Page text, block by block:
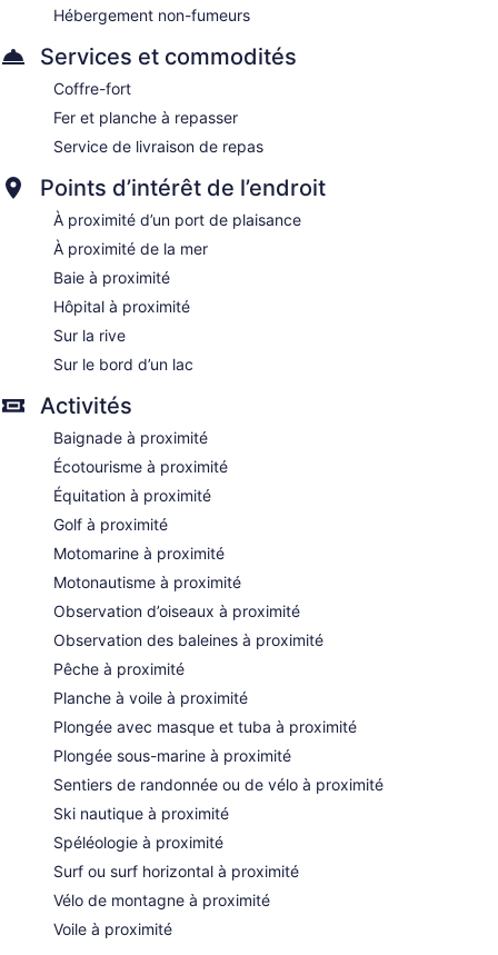
Hébergement non-fumeurs
Services et commodités
Coffre-fort
Fer et planche à repasser
Service de livraison de repas
Points d’intérêt de l’endroit
À proximité d’un port de plaisance
À proximité de la mer
Baie à proximité
Hôpital à proximité
Sur la rive
Sur le bord d’un lac
Activités
Baignade à proximité
Écotourisme à proximité
Équitation à proximité
Golf à proximité
Motomarine à proximité
Motonautisme à proximité
Observation d’oiseaux à proximité
Observation des baleines à proximité
Pêche à proximité
Planche à voile à proximité
Plongée avec masque et tuba à proximité
Plongée sous-marine à proximité
Sentiers de randonnée ou de vélo à proximité
Ski nautique à proximité
Spéléologie à proximité
Surf ou surf horizontal à proximité
Vélo de montagne à proximité
Voile à proximité